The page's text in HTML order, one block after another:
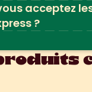
acceptez
?